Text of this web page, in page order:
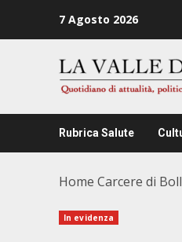
7 Agosto 2026
Rubrica Salute
Home Carcere di
In evidenza